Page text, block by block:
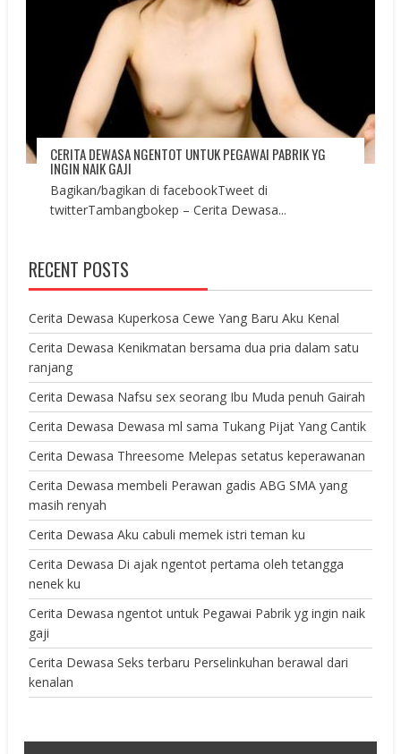
CERITA DEWASA NGENTOT UNTUK PEGAWAI PABRIK YG
INGIN NAIK GAJI
Bagikan/bagikan di facebookTweet di
twitterTambangbokep – Cerita Dewasa...
RECENT POSTS
Cerita Dewasa Kuperkosa Cewe Yang Baru Aku Kenal
Cerita Dewasa Kenikmatan bersama dua pria dalam satu
ranjang
Cerita Dewasa Nafsu sex seorang Ibu Muda penuh Gairah
Cerita Dewasa Dewasa ml sama Tukang Pijat Yang Cantik
Cerita Dewasa Threesome Melepas setatus keperawanan
Cerita Dewasa membeli Perawan gadis ABG SMA yang
masih renyah
Cerita Dewasa Aku cabuli memek istri teman ku
Cerita Dewasa Di ajak ngentot pertama oleh tetangga
nenek ku
Cerita Dewasa ngentot untuk Pegawai Pabrik yg ingin naik
gaji
Cerita Dewasa Seks terbaru Perselinkuhan berawal dari
kenalan